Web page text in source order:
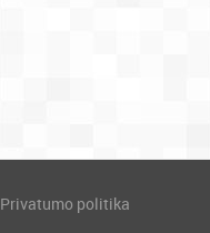
Privatumo politika